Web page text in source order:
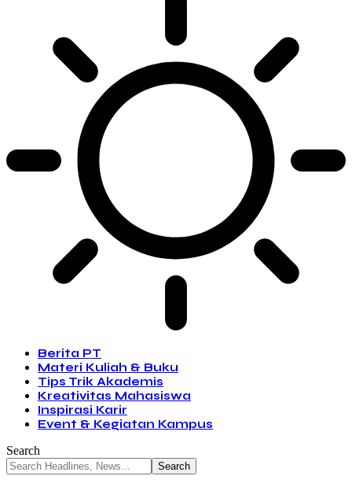
Berita PT
Materi Kuliah & Buku
Tips Trik Akademis
Kreativitas Mahasiswa
Inspirasi Karir
Event & Kegiatan Kampus
Search